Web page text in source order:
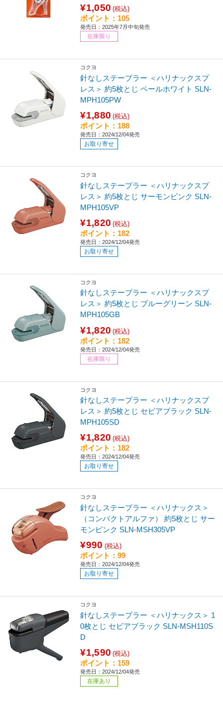
¥1,050 (税込)
ポイント：105
発売日：2025年7月中旬発売
在庫限り
コクヨ
針なしステープラー ＜ハリナックスプ
レス＞ 約5枚とじ ペールホワイト SLN-
MPH105PW
¥1,880 (税込)
ポイント：188
発売日：2024/12/04発売
お取り寄せ
コクヨ
針なしステープラー ＜ハリナックスプ
レス＞ 約5枚とじ サーモンピンク SLN-
MPH105VP
¥1,820 (税込)
ポイント：182
発売日：2024/12/04発売
お取り寄せ
コクヨ
針なしステープラー ＜ハリナックスプ
レス＞ 約5枚とじ ブルーグリーン SLN-
MPH105GB
¥1,820 (税込)
ポイント：182
発売日：2024/12/04発売
在庫限り
コクヨ
針なしステープラー ＜ハリナックスプ
レス＞ 約5枚とじ セピアブラック SLN-
MPH105SD
¥1,820 (税込)
ポイント：182
発売日：2024/12/04発売
お取り寄せ
コクヨ
針なしステープラー ＜ハリナックス＞
（コンパクトアルファ） 約5枚とじ サー
モンピンク SLN-MSH305VP
¥990 (税込)
ポイント：99
発売日：2024/12/04発売
お取り寄せ
コクヨ
針なしステープラー ＜ハリナックス＞ 1
0枚とじ セピアブラック SLN-MSH110S
D
¥1,590 (税込)
ポイント：159
発売日：2024/12/04発売
在庫あり